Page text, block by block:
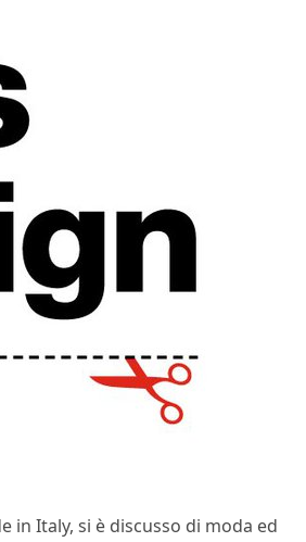
in Italy, si è discusso di moda ed